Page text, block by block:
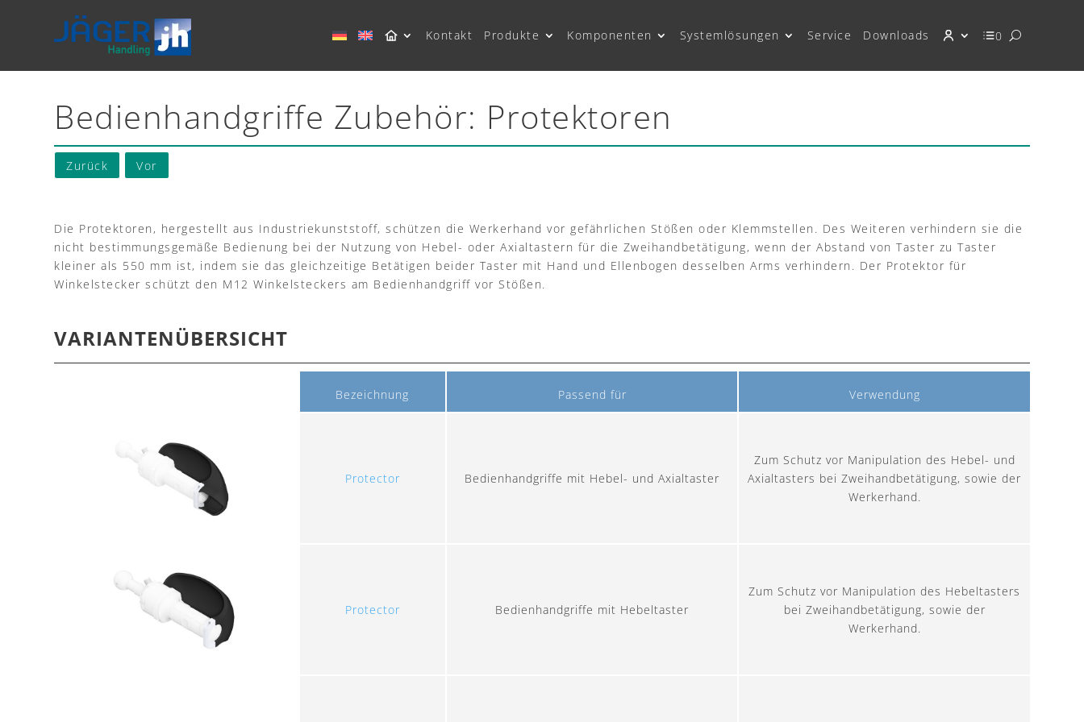
Kontakt Produkte Komponenten Systemlösungen Service Downloads 0
Bedienhandgriffe Zubehör: Protektoren
Zurück Vor
Die Protektoren, hergestellt aus Industriekunststoff, schützen die Werkerhand vor gefährlichen Stößen oder Klemmstellen. Des Weiteren verhindern sie die
nicht bestimmungsgemäße Bedienung bei der Nutzung von Hebel- oder Axialtastern für die Zweihandbetätigung, wenn der Abstand von Taster zu Taster
kleiner als 550 mm ist, indem sie das gleichzeitige Betätigen beider Taster mit Hand und Ellenbogen desselben Arms verhindern. Der Protektor für
Winkelstecker schützt den M12 Winkelsteckers am Bedienhandgriff vor Stößen.
VARIANTENÜBERSICHT
Bezeichnung Passend für Verwendung
Protector Bedienhandgriffe mit Hebel- und Axialtaster
Zum Schutz vor Manipulation des Hebel- und
Axialtasters bei Zweihandbetätigung, sowie der
Werkerhand.
Protector Bedienhandgriffe mit Hebeltaster
Zum Schutz vor Manipulation des Hebeltasters
bei Zweihandbetätigung, sowie der
Werkerhand.